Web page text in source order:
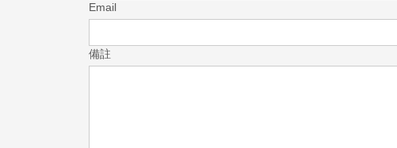
Email
備註